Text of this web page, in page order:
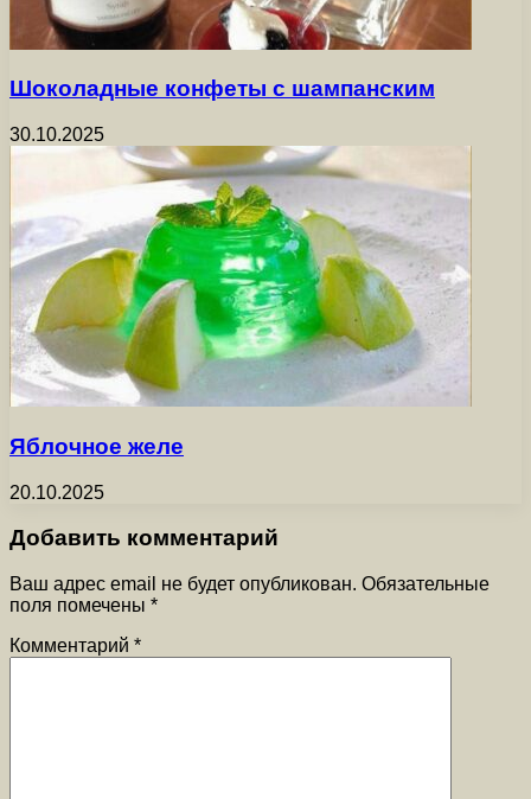
Шоколадные конфеты с шампанским
30.10.2025
Яблочное желе
20.10.2025
Добавить комментарий
Ваш адрес email не будет опубликован. Обязательные
поля помечены *
Комментарий *